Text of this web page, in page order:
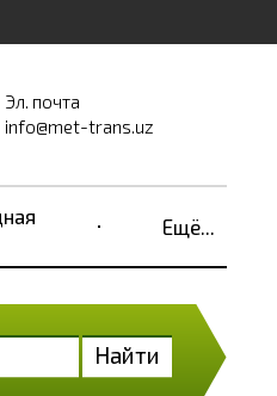
Эл. почта
info@met-trans.uz
Ещё...
Найти